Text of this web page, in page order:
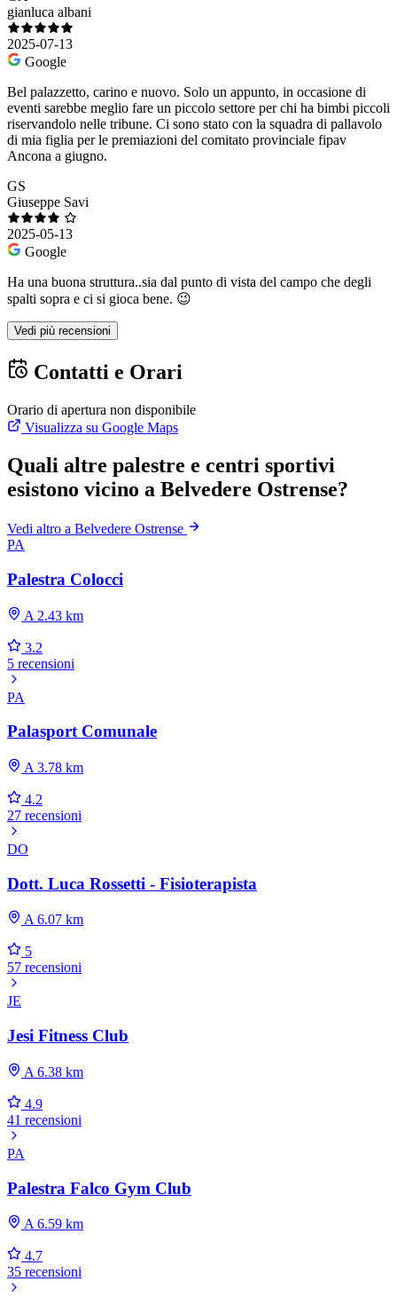
gianluca albani
2025-07-13
Google
Bel palazzetto, carino e nuovo. Solo un appunto, in occasione di
eventi sarebbe meglio fare un piccolo settore per chi ha bimbi piccoli
riservandolo nelle tribune. Ci sono stato con la squadra di pallavolo
di mia figlia per le premiazioni del comitato provinciale fipav
Ancona a giugno.
GS
Giuseppe Savi
2025-05-13
Google
Ha una buona struttura..sia dal punto di vista del campo che degli
spalti sopra e ci si gioca bene. 😉
Vedi più recensioni
Contatti e Orari
Orario di apertura non disponibile
Visualizza su Google Maps
Quali altre palestre e centri sportivi
esistono vicino a Belvedere Ostrense?
Vedi altro a Belvedere Ostrense
PA
Palestra Colocci
A 2.43 km
3.2
5 recensioni
PA
Palasport Comunale
A 3.78 km
4.2
27 recensioni
DO
Dott. Luca Rossetti - Fisioterapista
A 6.07 km
5
57 recensioni
JE
Jesi Fitness Club
A 6.38 km
4.9
41 recensioni
PA
Palestra Falco Gym Club
A 6.59 km
4.7
35 recensioni